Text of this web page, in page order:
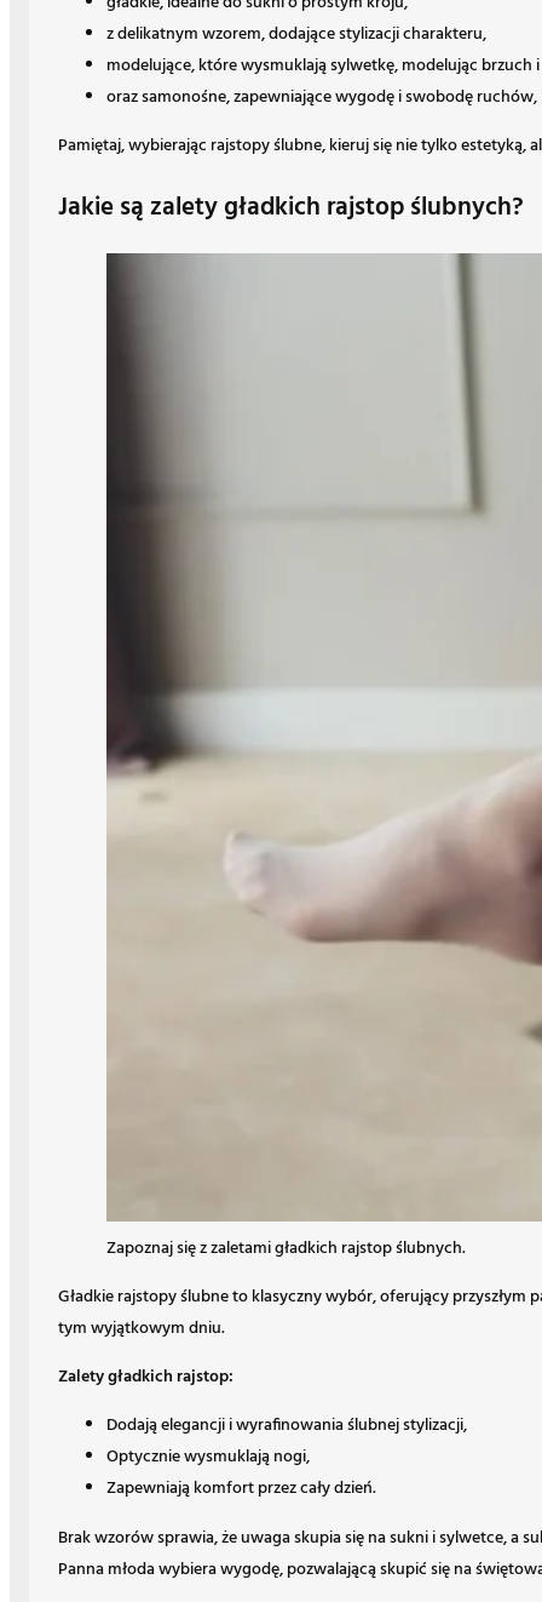
z delikatnym wzorem, dodające stylizacji charakteru,
modelujące, które wysmuklają sylwetkę, modelując brzuch
oraz samonośne, zapewniające wygodę i swobodę
Pamiętaj, wybierając rajstopy ślubne, kieruj się nie tylko
Jakie są zalety gładkich rajstop ślubnych?
Zapoznaj się z zaletami gładkich rajstop ślubnych.
Gładkie rajstopy ślubne to klasyczny wybór, oferujący
tym wyjątkowym dniu.
Zalety gładkich rajstop:
Dodają elegancji i wyrafinowania ślubnej stylizacji,
Optycznie wysmuklają nogi,
Zapewniają komfort przez cały dzień.
Brak wzorów sprawia, że uwaga skupia się na sukni i sylwetce, a
Panna młoda wybiera wygodę, pozwalającą skupić się na